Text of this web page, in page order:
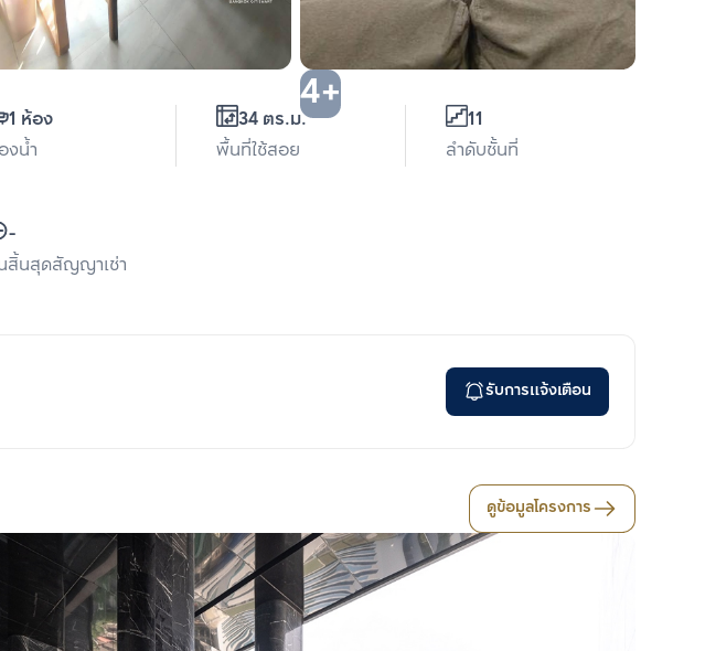
4+
1 ห้อง
งน้ำ
34 ตร.ม.
พื้นที่ใช้สอย
11
ลำดับชั้นที่
-
สิ้นสุดสัญญาเช่า
รับการแจ้งเตือน
ดูข้อมูลโครงการ